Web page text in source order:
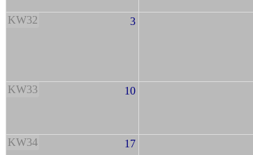
KW32 3
KW33 10
KW34 17